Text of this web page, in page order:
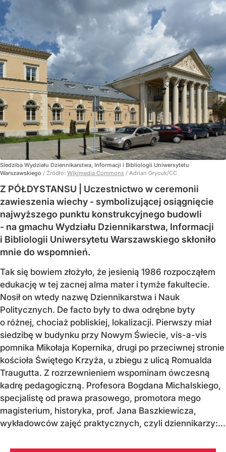
Siedziba Wydziału Dziennikarstwa, Informacji i Bibliologii Uniwersytetu
Warszawskiego / Źródło: Wikimedia Commons / Adrian Grycuk/CC
Z PÓŁDYSTANSU | Uczestnictwo w ceremonii
zawieszenia wiechy - symbolizującej osiągnięcie
najwyższego punktu konstrukcyjnego budowli
- na gmachu Wydziału Dziennikarstwa, Informacji
i Bibliologii Uniwersytetu Warszawskiego skłoniło
mnie do wspomnień.
Tak się bowiem złożyło, że jesienią 1986 rozpocząłem
edukację w tej zacnej alma mater i tymże fakultecie.
Nosił on wtedy nazwę Dziennikarstwa i Nauk
Politycznych. De facto były to dwa odrębne byty
o różnej, chociaż pobliskiej, lokalizacji. Pierwszy miał
siedzibę w budynku przy Nowym Świecie, vis-a-vis
pomnika Mikołaja Kopernika, drugi po przeciwnej stronie
kościoła Świętego Krzyża, u zbiegu z ulicą Romualda
Traugutta. Z rozrzewnieniem wspominam ówczesną
kadrę pedagogiczną. Profesora Bogdana Michalskiego,
specjalistę od prawa prasowego, promotora mego
magisterium, historyka, prof. Jana Baszkiewicza,
wykładowców zajęć praktycznych, czyli dziennikarzy:...